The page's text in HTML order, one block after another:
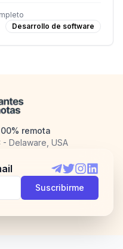
Desarrollo de software
remota
- Delaware, USA
Telegram
TwitterInstagram
Suscribirme